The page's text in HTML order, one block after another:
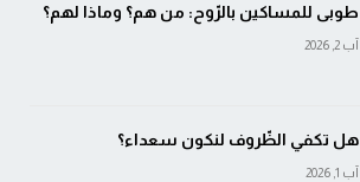
طوبى للمساكين بالرّوح: من هم؟ وماذا لهم؟
آب 2, 2026
هل تكفي الظّروف لنكون سعداء؟
آب 1, 2026